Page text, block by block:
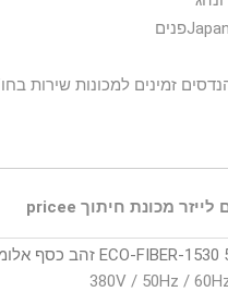
זמינים למכונות שירות